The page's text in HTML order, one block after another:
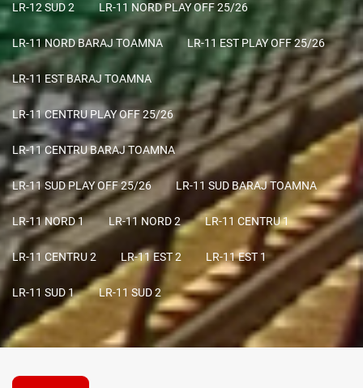
LR-12 SUD 2 LR-11 NORD PLAY OFF 25/26
LR-11 NORD BARAJ TOAMNA LR-11 EST PLAY OFF 25/26
LR-11 EST BARAJ TOAMNA
LR-11 CENTRU PLAY OFF 25/26
LR-11 CENTRU BARAJ TOAMNA
LR-11 SUD PLAY OFF 25/26 LR-11 SUD BARAJ TOAMNA
LR-11 NORD 1 LR-11 NORD 2 LR-11 CENTRU 1
LR-11 CENTRU 2 LR-11 EST 2 LR-11 EST 1
LR-11 SUD 1 LR-11 SUD 2